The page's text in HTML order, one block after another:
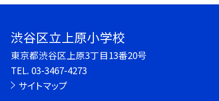
渋谷区立上原小学校
東京都渋谷区上原3丁目13番20号
TEL. 03-3467-4273
サイトマップ